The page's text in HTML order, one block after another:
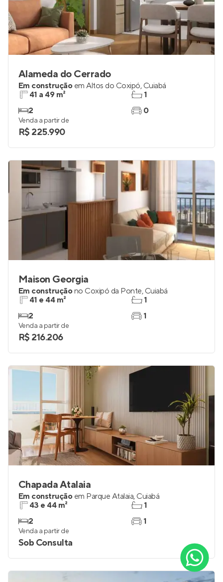
Alameda do Cerrado
Em construção em Altos do Coxipó, Cuiabá
41 a 49 m²
2
1
0
Venda a partir de
R$ 225.990
Maison Georgia
Em construçãono Coxipó da Ponte, Cuiabá
41 e 44 m²
2
1
1
Venda a partir de
R$ 216.206
Chapada Atalaia
Em construção em Parque Atalaia, Cuiabá
43 e 44 m²
2
1
1
Venda a partir de
Sob Consulta